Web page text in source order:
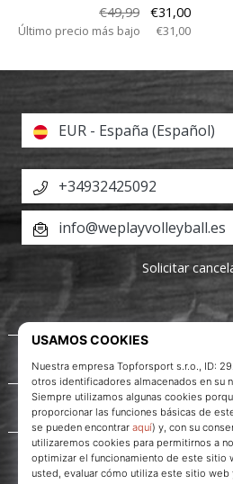
€49,99
€31,00
Último precio más bajo €31,00
Acerca de nosotros
Servicio al cliente
EUR - España (Español)
+34932425092
info@weplayvolleyball.es
Solicitar